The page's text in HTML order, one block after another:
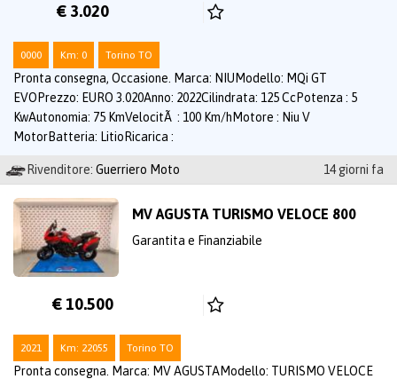
€ 3.020
0000 Km: 0 Torino TO
Pronta consegna, Occasione. Marca: NIUModello: MQi GT
EVOPrezzo: EURO 3.020Anno: 2022Cilindrata: 125 CcPotenza : 5
KwAutonomia: 75 KmVelocitÃ : 100 Km/hMotore : Niu V
MotorBatteria: LitioRicarica :
Rivenditore: Guerriero Moto 14 giorni fa
MV AGUSTA TURISMO VELOCE 800
Garantita e Finanziabile
€ 10.500
2021 Km: 22055 Torino TO
Pronta consegna. Marca: MV AGUSTAModello: TURISMO VELOCE